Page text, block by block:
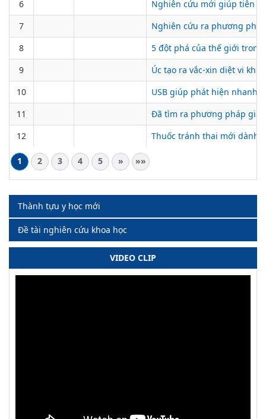
6
Nghiên cứu mới giúp tiên
7
Nghiên cứu ra phương
8
5 đột phá của thế giới
9
Úc tạo ra vắc-xin diệt vi
10
USB giúp phát hiện nhanh
11
Đã tìm ra phương pháp
12
Thuốc tránh thai mới dành
1 2 3 4 5 » »»
Thành tựu y học mới
Đề tài nghiên cứu khoa học
VIDEO CLIP